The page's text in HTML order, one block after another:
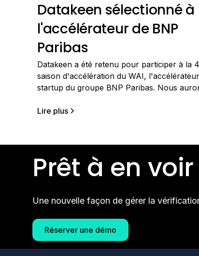
Datakeen sélectionné à
l'accélérateur de BNP
Paribas
Datakeen a été retenu pour participer à la
saison d'accélération du WAI,
startup du groupe BNP Paribas. Nous
groupe qui fait de la location longue durée de
partout dans le monde et
Lire plus
Prêt à en
Une nouvelle façon de gérer la
Réserver une démo